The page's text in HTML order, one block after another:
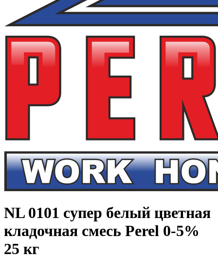
NL 0101 супер белый цветная
кладочная смесь Perel 0-5%
25 кг